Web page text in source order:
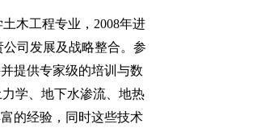
土木工程专业，2008年进
公司发展及战略整合。参
提供专家级的培训与数
学、地下水渗流、地热
的经验，同时这些技术